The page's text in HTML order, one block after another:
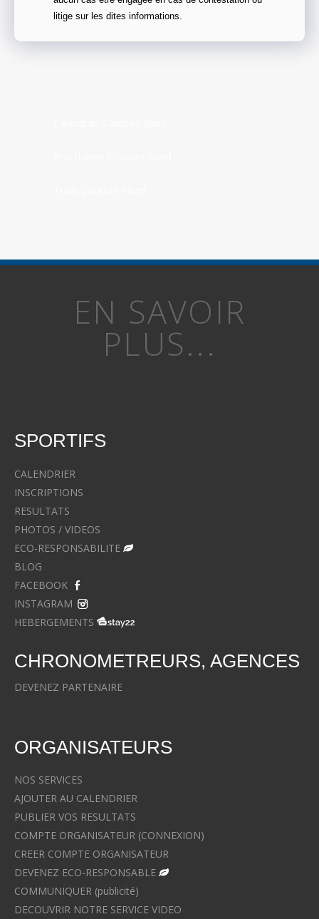
litige sur les dites informations.
EN SAVOIR
PLUS...
SPORTIFS
CALENDRIER
INSCRIPTIONS
RESULTATS
PHOTOS / VIDEOS
ECO-RESPONSABILITE
BLOG
FACEBOOK
INSTAGRAM
HEBERGEMENTS
CHRONOMETREURS, AGENCES
DEVENEZ PARTENAIRE
ORGANISATEURS
NOS SERVICES
AJOUTER AU CALENDRIER
PUBLIER VOS RESULTATS
COMPTE ORGANISATEUR (CONNEXION)
CREER COMPTE ORGANISATEUR
DEVENEZ ECO-RESPONSABLE
COMMUNIQUER (publicité)
DECOUVRIR NOTRE SERVICE VIDEO